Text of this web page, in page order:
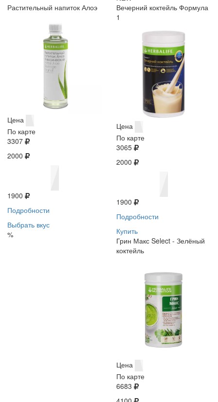
Растительный напиток Алоэ
Цена
По карте
3307
2000
1900
Подробности
Выбрать вкус
%
Вечерний коктейль Формула
1
Цена
По карте
3065
2000
1900
Подробности
Купить
Грин Макс Select - Зелёный
коктейль
Цена
По карте
6683